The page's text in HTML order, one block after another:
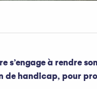
à rendre
de handicap, pour